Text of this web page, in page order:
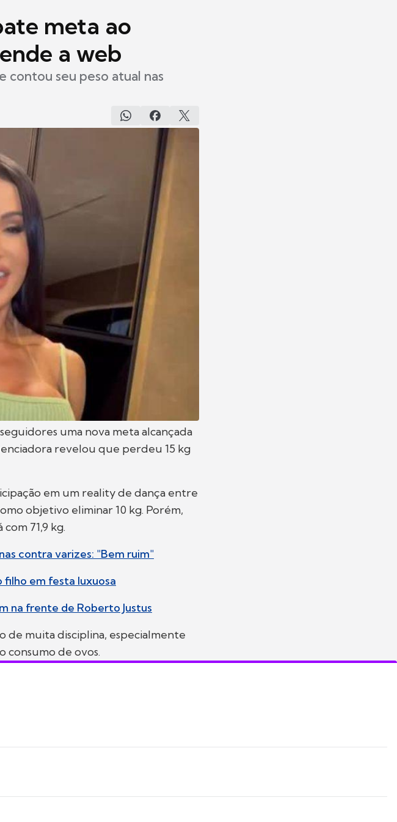
meta ao
a web
contou seu peso atual nas
uma nova meta alcançada
revelou que perdeu 15 kg
em um reality de dança entre
objetivo eliminar 10 kg. Porém,
71,9 kg.
contra varizes: "Bem ruim"
filho em festa luxuosa
na frente de Roberto Justus
de muita disciplina, especialmente
consumo de ovos.